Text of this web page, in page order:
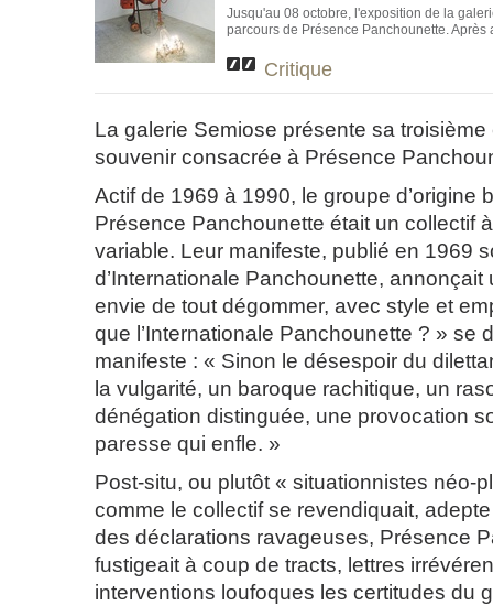
Jusqu'au 08 octobre, l'exposition de la
parcours de Présence Panchounette. Après
Critique
La galerie Semiose présente sa troisième
souvenir consacrée à Présence
Actif de 1969 à 1990, le groupe d’origine
Présence Panchounette était un collectif
variable. Leur manifeste, publié en 1969
d’Internationale Panchounette, annonçait
envie de tout dégommer, avec style et
que l’Internationale Panchounette ? » se
manifeste : « Sinon le désespoir du
la vulgarité, un baroque rachitique, un
dénégation distinguée, une provocation
paresse qui enfle. »
Post-situ, ou plutôt « situationnistes néo-
comme le collectif se revendiquait,
des déclarations ravageuses, Présence
fustigeait à coup de tracts, lettres
interventions loufoques les certitudes du